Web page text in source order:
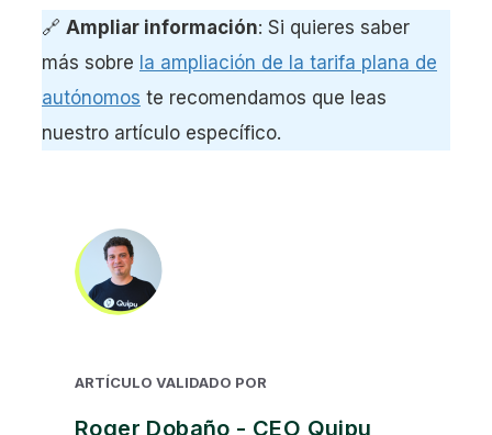
🔗 Ampliar información: Si quieres saber
más sobre la ampliación de la tarifa plana de
autónomos te recomendamos que leas
nuestro artículo específico.
ARTÍCULO VALIDADO POR
Roger Dobaño - CEO Quipu